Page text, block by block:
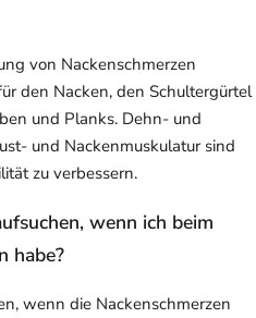
von Nackenschmerzen
den Nacken, den Schultergürtel
und Planks. Dehn- und
und Nackenmuskulatur sind
zu verbessern.
wenn ich beim
habe?
wenn die Nackenschmerzen